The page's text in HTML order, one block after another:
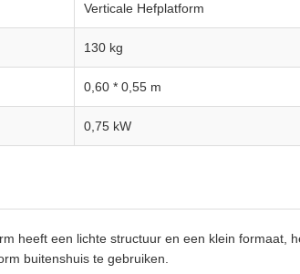
Verticale Hefplatform
130 kg
0,60 * 0,55 m
0,75 kW
heeft een lichte structuur en een klein formaat,
buitenshuis te gebruiken.